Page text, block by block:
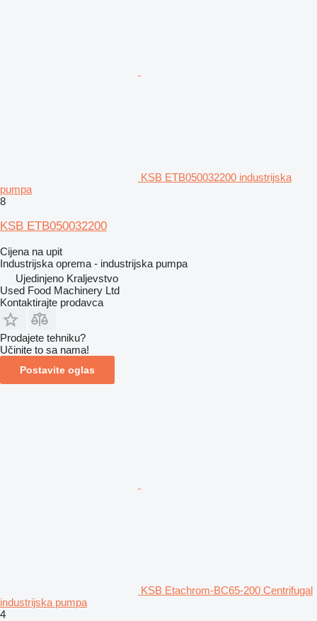
KSB ETB050032200 industrijska
pumpa
8
KSB ETB050032200
Cijena na upit
Industrijska oprema - industrijska pumpa
Ujedinjeno Kraljevstvo
Used Food Machinery Ltd
Kontaktirajte prodavca
Prodajete tehniku?
Učinite to sa nama!
Postavite oglas
KSB Etachrom-BC65-200 Centrifugal
industrijska pumpa
4